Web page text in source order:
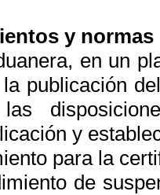
y
en un
publicación
y
para la
de